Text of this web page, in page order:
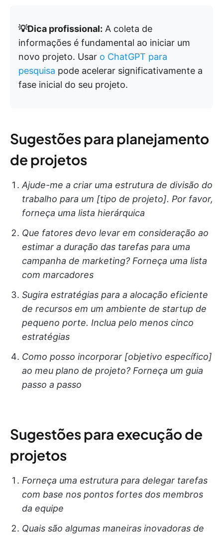
💡Dica profissional: A coleta de
informações é fundamental ao iniciar um
novo projeto. Usar o ChatGPT para
pesquisa pode acelerar significativamente a
fase inicial do seu projeto.
Sugestões para planejamento
de projetos
Ajude-me a criar uma estrutura de divisão do
trabalho para um [tipo de projeto]. Por favor,
forneça uma lista hierárquica
Que fatores devo levar em consideração ao
estimar a duração das tarefas para uma
campanha de marketing? Forneça uma lista
com marcadores
Sugira estratégias para a alocação eficiente
de recursos em um ambiente de startup de
pequeno porte. Inclua pelo menos cinco
estratégias
Como posso incorporar [objetivo específico]
ao meu plano de projeto? Forneça um guia
passo a passo
Sugestões para execução de
projetos
Forneça uma estrutura para delegar tarefas
com base nos pontos fortes dos membros
da equipe
Quais são algumas maneiras inovadoras de